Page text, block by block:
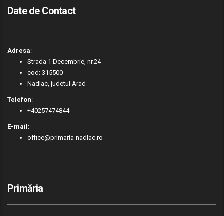
Date de Contact
Adresa:
Strada 1 Decembrie, nr.24
cod: 315500
Nadlac, judetul Arad
Telefon:
+40257474844
E-mail:
office@primaria-nadlac.ro
Primăria